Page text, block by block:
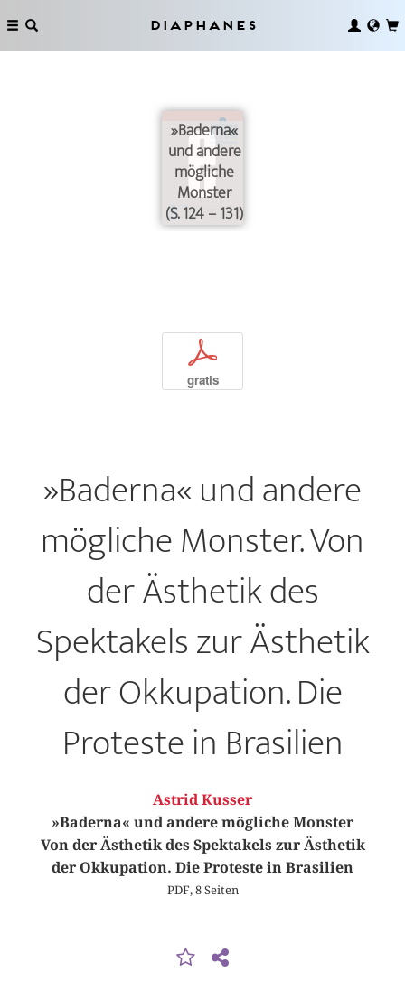
Diaphanes
»Baderna«
und andere
mögliche
Monster
(S. 124 – 131)
p
gratis
»Baderna« und andere
mögliche Monster. Von
der Ästhetik des
Spektakels zur Ästhetik
der Okkupation. Die
Proteste in Brasilien
Astrid Kusser
»Baderna« und andere mögliche Monster
Von der Ästhetik des Spektakels zur Ästhetik
der Okkupation. Die Proteste in Brasilien
PDF, 8 Seiten